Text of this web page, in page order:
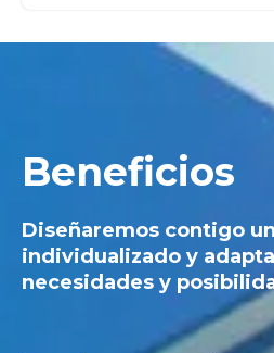
Beneficios
Diseñaremos contigo
individualizado y
necesidades y